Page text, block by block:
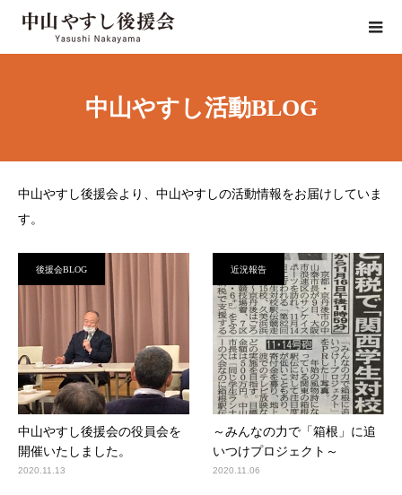
中山やすし活動BLOG
中山やすし後援会より、中山やすしの活動情報をお届けしていま
す。
後援会BLOG
中山やすし後援会の役員会を
開催いたしました。
2020.11.13
近況報告
～みんなの力で「箱根」に追
いつけプロジェクト～
2020.11.06